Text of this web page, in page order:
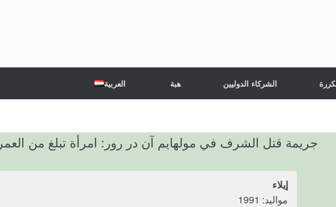
العربية هبة الشركاء الدوليين
جريمة قتل الشرف في مولهايم آن در رور: امرأة تبلغ من العمر 31 عامًا تم طعنها حتى الموت من قبل زوجها السابق
إيلاء
مواليد: 1991